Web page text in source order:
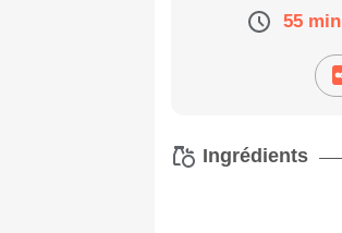
55 min
Ingrédients